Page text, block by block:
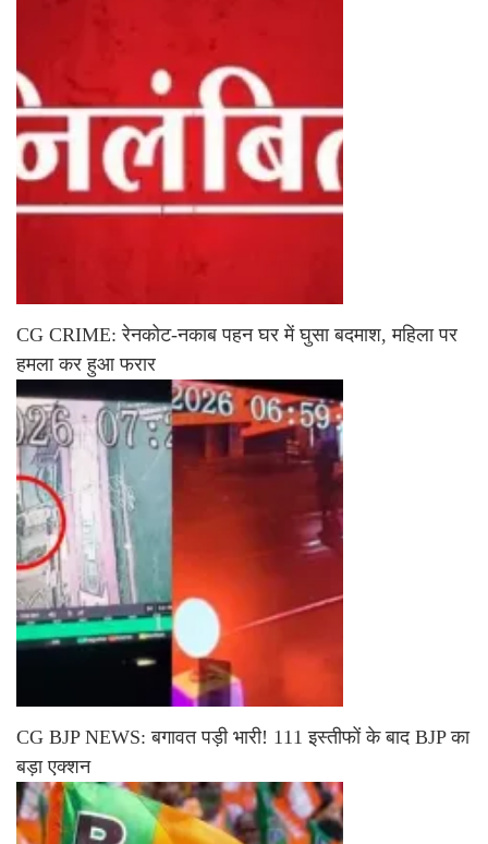
CG CRIME: रेनकोट-नकाब पहन घर में घुसा बदमाश, महिला पर
हमला कर हुआ फरार
CG BJP NEWS: बगावत पड़ी भारी! 111 इस्तीफों के बाद BJP का
बड़ा एक्शन